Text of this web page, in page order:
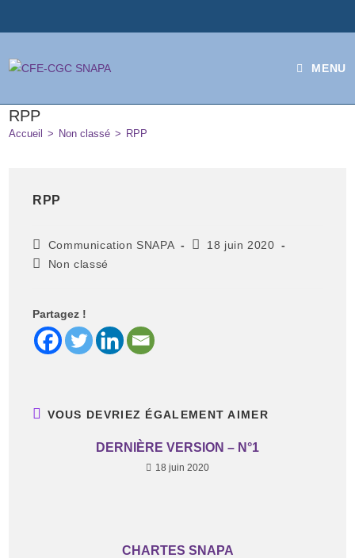
MENU
RPP
Accueil > Non classé > RPP
RPP
Communication SNAPA
18 juin 2020
Non classé
Partagez !
VOUS DEVRIEZ ÉGALEMENT AIMER
DERNIÈRE VERSION – N°1
18 juin 2020
CHARTES SNAPA